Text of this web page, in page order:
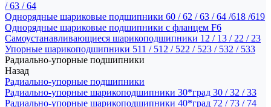
/ 63 / 64
Однорядные шариковые подшипники 60 / 62 / 63 / 64 /618 /619
Однорядные шариковые подшипники с фланцем F6
Самоустанавливающиеся шарикоподшипники 12 / 13 / 22 / 23
Упорные шарикоподшипники 511 / 512 / 522 / 523 / 532 / 533
Радиально-упорные подшипники
Назад
Радиально-упорные подшипники
Радиально-упорные шарикоподшипники 30*град 30 / 32 / 33
Радиально-упорные шарикоподшипники 40*град 72 / 73 / 74